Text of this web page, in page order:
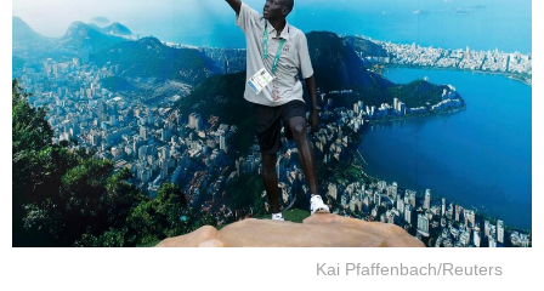
Kai Pfaffenbach/Reuters